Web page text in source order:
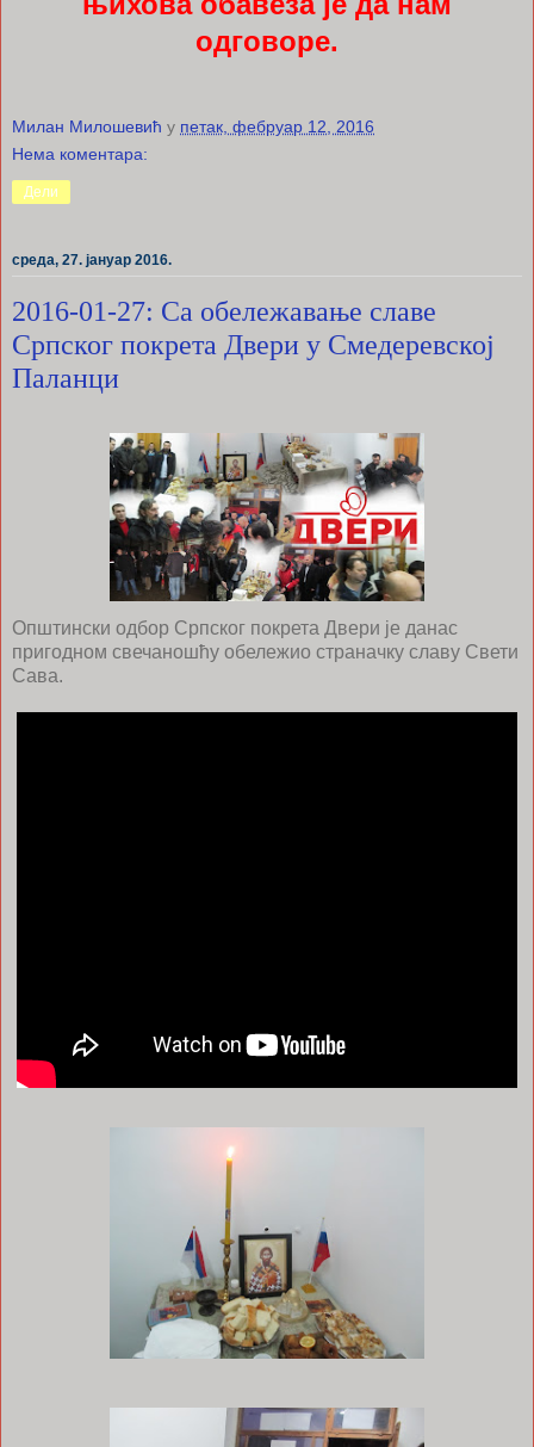
одговоре.
Милан Милошевић у петак, фебруар 12, 2016
Нема коментара:
Дели
среда, 27. јануар 2016.
2016-01-27: Са обележавање славе
Српског покрета Двери у Смедеревској
Паланци
Општински одбор Српског покрета Двери је данас
пригодном свечаношћу обележио страначку славу Свети
Сава.